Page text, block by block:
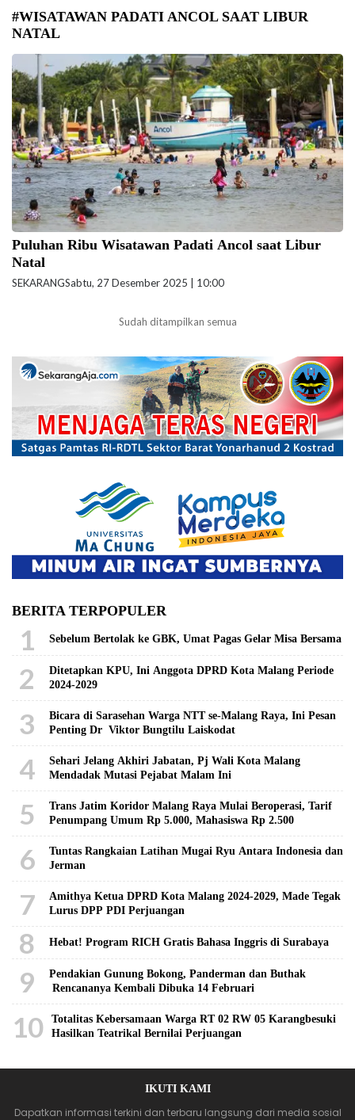
#WISATAWAN PADATI ANCOL SAAT LIBUR
NATAL
Pengunjung padati Ancol saat libur Natal.(Foto: Reza Pratama Putra-
beritajakarta.id)
Puluhan Ribu Wisatawan Padati Ancol saat Libur
Natal
SEKARANGSabtu, 27 Desember 2025 | 10:00
Sudah ditampilkan semua
BERITA TERPOPULER
1 Sebelum Bertolak ke GBK, Umat Pagas Gelar Misa Bersama
2
Ditetapkan KPU, Ini Anggota DPRD Kota Malang Periode
2024-2029
3
Bicara di Sarasehan Warga NTT se-Malang Raya, Ini Pesan
Penting Dr Viktor Bungtilu Laiskodat
4
Sehari Jelang Akhiri Jabatan, Pj Wali Kota Malang
Mendadak Mutasi Pejabat Malam Ini
5
Trans Jatim Koridor Malang Raya Mulai Beroperasi, Tarif
Penumpang Umum Rp 5.000, Mahasiswa Rp 2.500
6
Tuntas Rangkaian Latihan Mugai Ryu Antara Indonesia dan
Jerman
7
Amithya Ketua DPRD Kota Malang 2024-2029, Made Tegak
Lurus DPP PDI Perjuangan
8 Hebat! Program RICH Gratis Bahasa Inggris di Surabaya
9
Pendakian Gunung Bokong, Panderman dan Buthak
Rencananya Kembali Dibuka 14 Februari
10
Totalitas Kebersamaan Warga RT 02 RW 05 Karangbesuki
Hasilkan Teatrikal Bernilai Perjuangan
IKUTI KAMI
Dapatkan informasi terkini dan terbaru langsung dari media sosial